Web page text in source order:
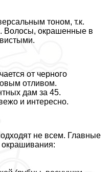
тоном, т.к.
Волосы, окрашенные в
от черного
отливом.
дам за 45.
и интересно.
не всем. Главные
окрашивания: